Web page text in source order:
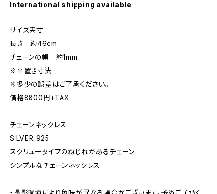
International shipping available
サイズ実寸
長さ 約46cm
チェーンの幅 約1mm
※平置き寸法
※多少の誤差はご了承ください。
価格8800円+TAX
チェーンネックレス
SILVER 925
スクリュータイプのねじれがあるチェーン
シンプルなチェーンネックレス
・撮影環境により色味が異なる場合がございます。予めご了承く